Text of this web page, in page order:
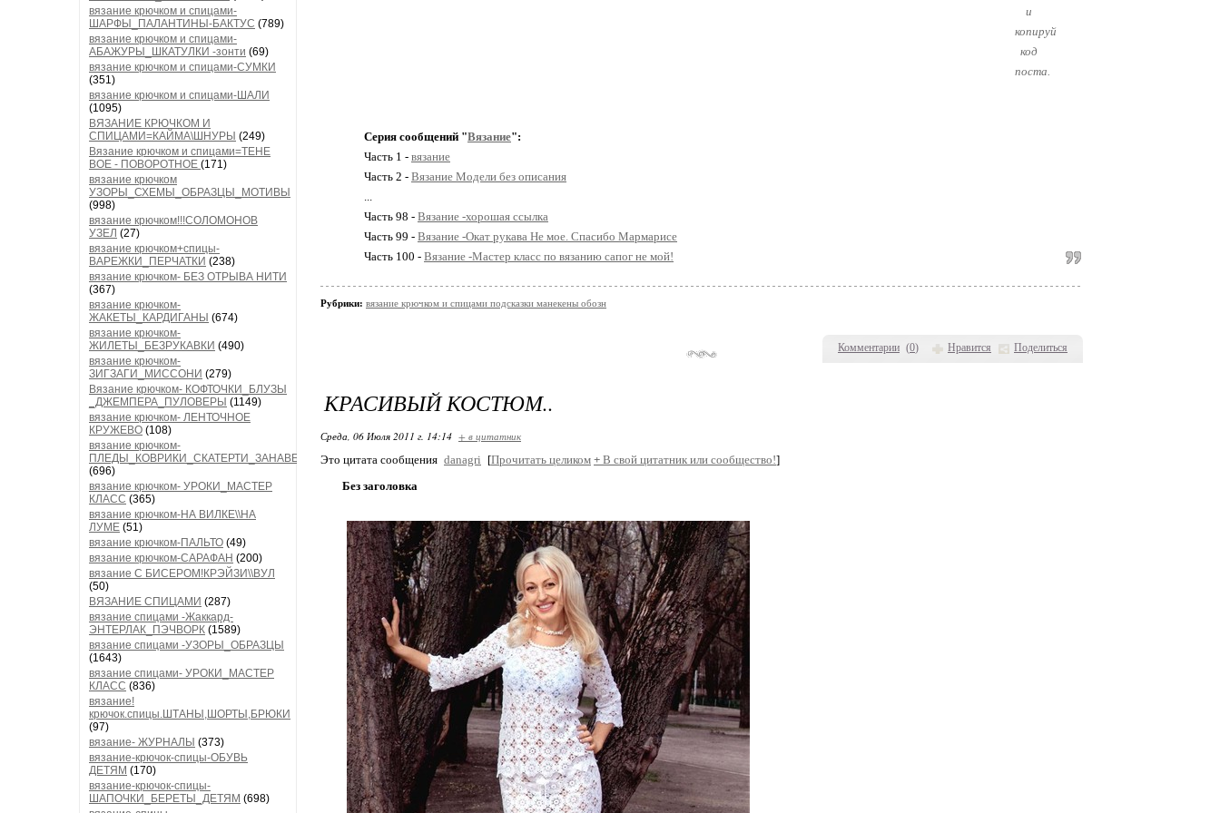
вязание крючком и спицами-
ШАРФЫ_ПАЛАНТИНЫ-БАКТУС (789)
вязание крючком и спицами-
АБАЖУРЫ_ШКАТУЛКИ -зонти (69)
вязание крючком и спицами-СУМКИ
(351)
вязание крючком и спицами-ШАЛИ
(1095)
ВЯЗАНИЕ КРЮЧКОМ И
СПИЦАМИ=КАЙМА\ШНУРЫ (249)
Вязание крючком и спицами=ТЕНЕ
ВОЕ - ПОВОРОТНОЕ (171)
вязание крючком
УЗОРЫ_СХЕМЫ_ОБРАЗЦЫ_МОТИВЫ
(998)
вязание крючком!!!СОЛОМОНОВ
УЗЕЛ (27)
вязание крючком+спицы-
ВАРЕЖКИ_ПЕРЧАТКИ (238)
вязание крючком- БЕЗ ОТРЫВА НИТИ
(367)
вязание крючком-
ЖАКЕТЫ_КАРДИГАНЫ (674)
вязание крючком-
ЖИЛЕТЫ_БЕЗРУКАВКИ (490)
вязание крючком-
ЗИГЗАГИ_МИССОНИ (279)
Вязание крючком- КОФТОЧКИ_БЛУЗЫ
_ДЖЕМПЕРА_ПУЛОВЕРЫ (1149)
вязание крючком- ЛЕНТОЧНОЕ
КРУЖЕВО (108)
вязание крючком-
ПЛЕДЫ_КОВРИКИ_СКАТЕРТИ_ЗАНАВЕСКИ
(696)
вязание крючком- УРОКИ_МАСТЕР
КЛАСС (365)
вязание крючком-НА ВИЛКЕ\\НА
ЛУМЕ (51)
вязание крючком-ПАЛЬТО (49)
вязание крючком-САРАФАН (200)
вязание С БИСЕРОМ!КРЭЙЗИ\\ВУЛ
(50)
ВЯЗАНИЕ СПИЦАМИ (287)
вязание спицами -Жаккард-
ЭНТЕРЛАК_ПЭЧВОРК (1589)
вязание спицами -УЗОРЫ_ОБРАЗЦЫ
(1643)
вязание спицами- УРОКИ_МАСТЕР
КЛАСС (836)
вязание!
крючок.спицы.ШТАНЫ,ШОРТЫ,БРЮКИ
(97)
вязание- ЖУРНАЛЫ (373)
вязание-крючок-спицы-ОБУВЬ
ДЕТЯМ (170)
вязание-крючок-спицы-
ШАПОЧКИ_БЕРЕТЫ_ДЕТЯМ (698)
Комментарии (0) Нравится Поделиться
Серия сообщений "Вязание":
Часть 1 - вязание
Часть 2 - Вязание Модели без описания
...
Часть 98 - Вязание -хорошая ссылка
Часть 99 - Вязание -Окат рукава Не мое. Спасибо Мармарисе
Часть 100 - Вязание -Мастер класс по вязанию сапог не мой!
Рубрики: вязание крючком и спицами подсказки манекены обозн
КРАСИВЫЙ КОСТЮМ..
Среда, 06 Июля 2011 г. 14:14 + в цитатник
Это цитата сообщения danagri [Прочитать целиком + В свой цитатник или сообщество!]
Без заголовка